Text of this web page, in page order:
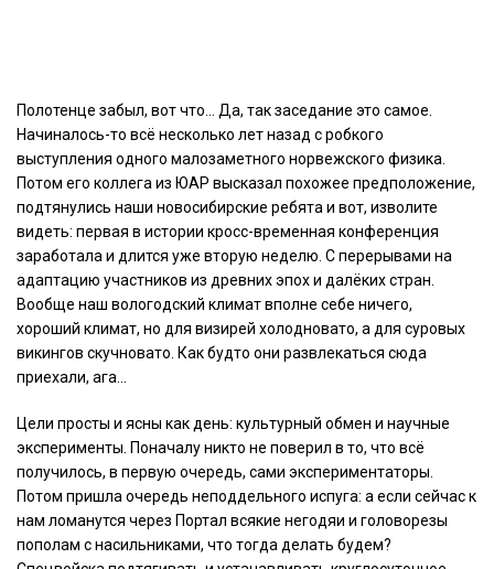
Полотенце забыл, вот что… Да, так заседание это самое.
Начиналось-то всё несколько лет назад с робкого
выступления одного малозаметного норвежского физика.
Потом его коллега из ЮАР высказал похожее предположение,
подтянулись наши новосибирские ребята и вот, изволите
видеть: первая в истории кросс-временная конференция
заработала и длится уже вторую неделю. С перерывами на
адаптацию участников из древних эпох и далёких стран.
Вообще наш вологодский климат вполне себе ничего,
хороший климат, но для визирей холодновато, а для суровых
викингов скучновато. Как будто они развлекаться сюда
приехали, ага…
Цели просты и ясны как день: культурный обмен и научные
эксперименты. Поначалу никто не поверил в то, что всё
получилось, в первую очередь, сами экспериментаторы.
Потом пришла очередь неподдельного испуга: а если сейчас к
нам ломанутся через Портал всякие негодяи и головорезы
пополам с насильниками, что тогда делать будем?